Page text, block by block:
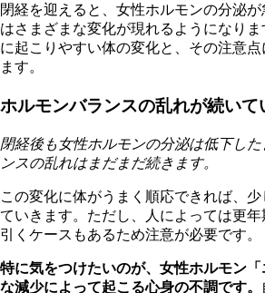
閉経を迎えると、女性ホルモンの分泌
はさまざまな変化が現れるようになり
に起こりやすい体の変化と、その注意
ます。
ホルモンバランスの乱れが続いて
閉経後も女性ホルモンの分泌は低下し
ンスの乱れはまだまだ続きます。
この変化に体がうまく順応できれば、
ていきます。ただし、人によっては更
引くケースもあるため注意が必要です。
特に気をつけたいのが、女性ホルモン
な減少によって起こる心身の不調です。